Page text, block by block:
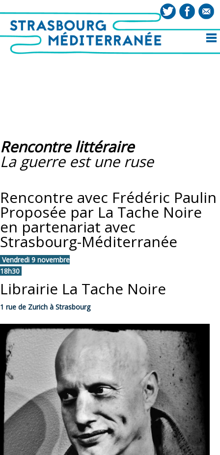
Rencontre littéraire
La guerre est une ruse
Rencontre avec Frédéric Paulin
Proposée par La Tache Noire
en partenariat avec
Strasbourg-Méditerranée
Vendredi 9 novembre
18h30
Librairie La Tache Noire
1 rue de Zurich à Strasbourg